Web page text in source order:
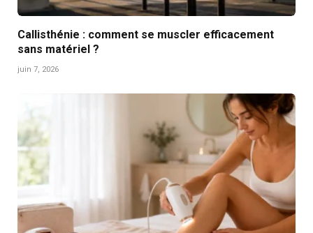
Callisthénie : comment se muscler efficacement
sans matériel ?
juin 7, 2026